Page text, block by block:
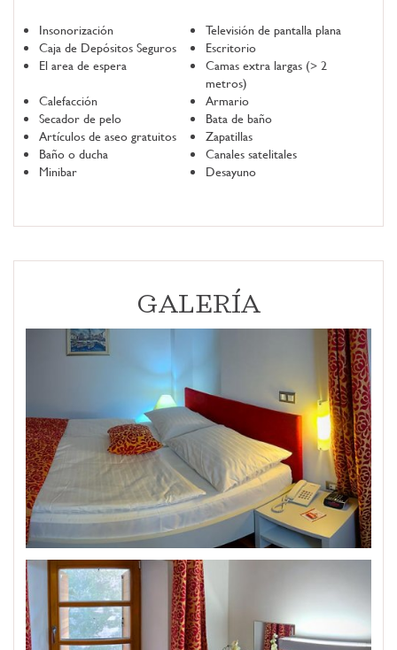
Insonorización
Televisión de pantalla plana
Caja de Depósitos Seguros
Escritorio
El area de espera
Camas extra largas (> 2
metros)
Calefacción
Armario
Secador de pelo
Bata de baño
Artículos de aseo gratuitos
Zapatillas
Baño o ducha
Canales satelitales
Minibar
Desayuno
GALERÍA